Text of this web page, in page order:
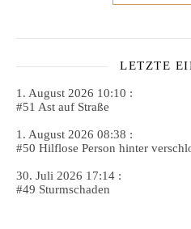
LETZTE
1. August 2026 10:10 :
#51 Ast auf Straße
1. August 2026 08:38 :
#50 Hilflose Person hinter
30. Juli 2026 17:14 :
#49 Sturmschaden